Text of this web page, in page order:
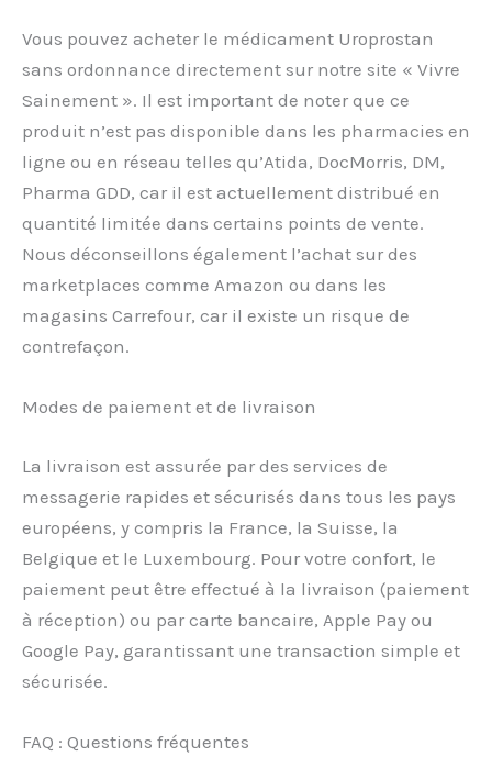
Vous pouvez acheter le médicament Uroprostan
sans ordonnance directement sur notre site « Vivre
Sainement ». Il est important de noter que ce
produit n’est pas disponible dans les pharmacies en
ligne ou en réseau telles qu’Atida, DocMorris, DM,
Pharma GDD, car il est actuellement distribué en
quantité limitée dans certains points de vente.
Nous déconseillons également l’achat sur des
marketplaces comme Amazon ou dans les
magasins Carrefour, car il existe un risque de
contrefaçon.
Modes de paiement et de livraison
La livraison est assurée par des services de
messagerie rapides et sécurisés dans tous les pays
européens, y compris la France, la Suisse, la
Belgique et le Luxembourg. Pour votre confort, le
paiement peut être effectué à la livraison (paiement
à réception) ou par carte bancaire, Apple Pay ou
Google Pay, garantissant une transaction simple et
sécurisée.
FAQ : Questions fréquentes